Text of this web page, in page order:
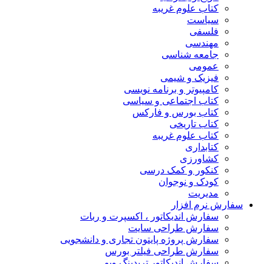
کتاب علوم غریبه
سیاست
فلسفی
مهندسی
جامعه شناسی
عمومی
فیزیک و شیمی
کامپیوتر و برنامه نویسی
کتاب اجتماعی و سیاسی
کتاب بورس و فارکس
کتاب تاریخی
کتاب علوم غریبه
کتابداری
کشاورزی
کنکور و کمک‌ درسی
کودک و نوجوان
مدیریت
سفارش نرم افزار
سفارش اندیکاتور ، اکسپرت و ربات
سفارش طراحی سایت
سفارش پروژه پایتون تجاری و دانشجویی
سفارش طراحی فیلتر بورس